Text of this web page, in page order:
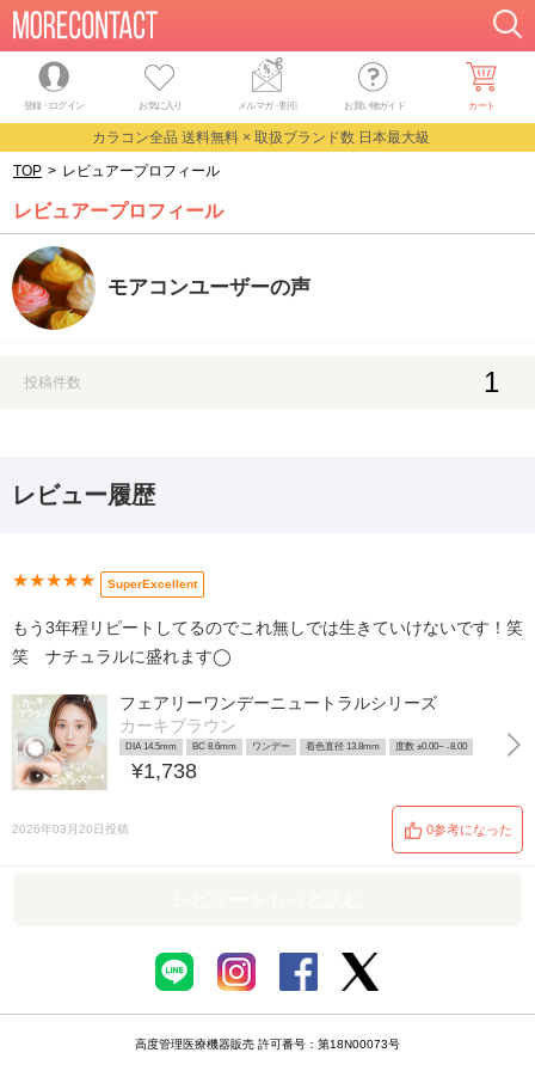
登録・ログイン お気に入り メルマガ・割引 お買い物ガイド カート
カラコン全品 送料無料 × 取扱ブランド数 日本最大級
TOP > レビュアープロフィール
レビュアープロフィール
モアコンユーザーの声
投稿件数 1
レビュー履歴
★★★★★ SuperExcellent
もう3年程リピートしてるのでこれ無しでは生きていけないです！笑
笑 ナチュラルに盛れます◯
フェアリーワンデーニュートラルシリーズ
カーキブラウン
DIA 14.5mm BC 8.6mm ワンデー 着色直径 13.8mm 度数 ±0.00~ -8.00
¥1,738
2026年03月20日投稿 0参考になった
高度管理医療機器販売 許可番号：第18N00073号